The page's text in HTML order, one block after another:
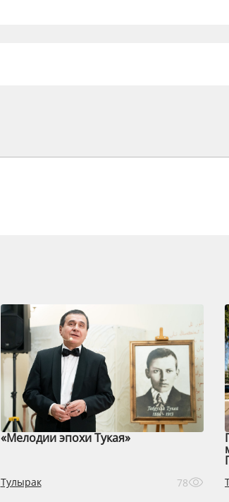
«Мелодии эпохи Тукая»
Тулырак 78